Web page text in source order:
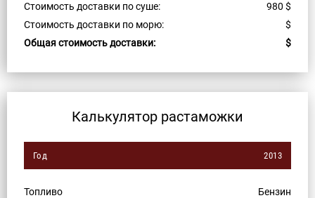
Стоимость доставки по суше:
980 $
Стоимость доставки по морю:
$
Общая стоимость доставки:
$
Калькулятор растаможки
Год 2013
Топливо
Бензин